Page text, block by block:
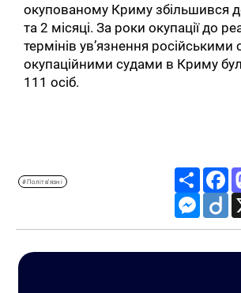
окупованому Криму збільшився
та 2 місяці. За роки окупації до
термінів ув’язнення російськими
окупаційними судами в Криму
111 осіб.
#Політв'язні
Share